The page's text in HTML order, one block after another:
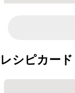
レシピカード